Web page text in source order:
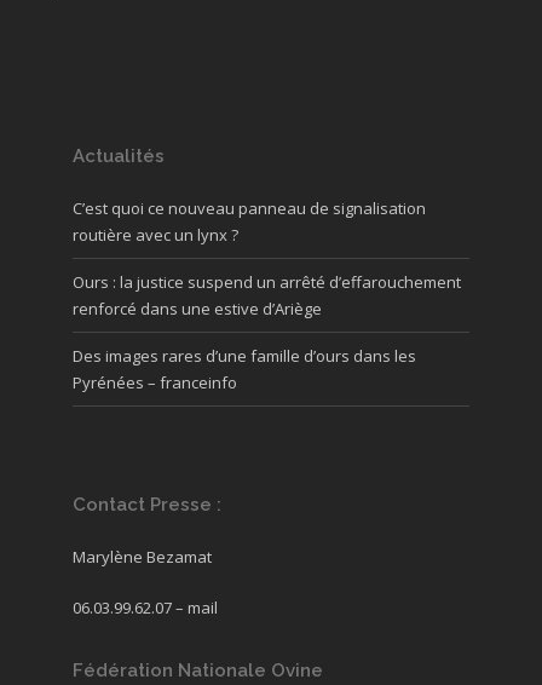
Actualités
C’est quoi ce nouveau panneau de signalisation
routière avec un lynx ?
Ours : la justice suspend un arrêté d’effarouchement
renforcé dans une estive d’Ariège
Des images rares d’une famille d’ours dans les
Pyrénées – franceinfo
Contact Presse :
Marylène Bezamat
06.03.99.62.07 – mail
Fédération Nationale Ovine